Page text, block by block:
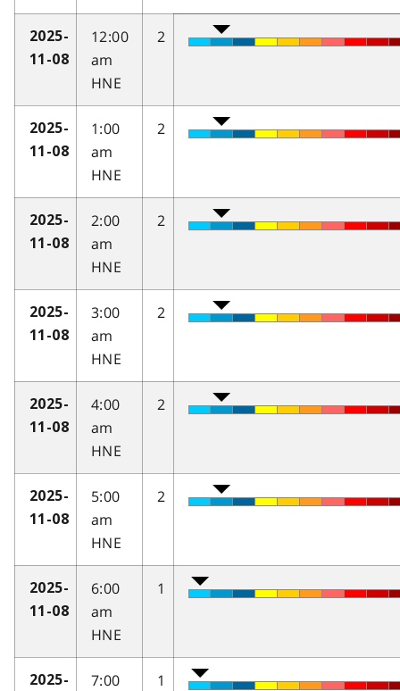
2025-
11-08
12:00
am
HNE
2
2025-
11-08
1:00
am
HNE
2
2025-
11-08
2:00
am
HNE
2
2025-
11-08
3:00
am
HNE
2
2025-
11-08
4:00
am
HNE
2
2025-
11-08
5:00
am
HNE
2
2025-
11-08
6:00
am
HNE
1
2025-
7:00
1